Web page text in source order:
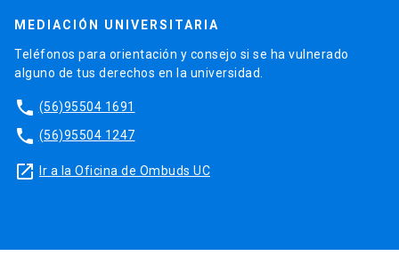
MEDIACIÓN UNIVERSITARIA
Teléfonos para orientación y consejo si se ha vulnerado
alguno de tus derechos en la universidad.
phone (56)95504 1691
phone (56)95504 1247
launch Ir a la Oficina de Ombuds UC